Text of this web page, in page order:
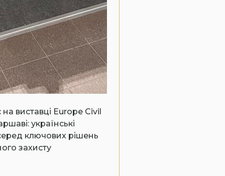
на виставці Europe Civil
українські
ключових рішень
захисту